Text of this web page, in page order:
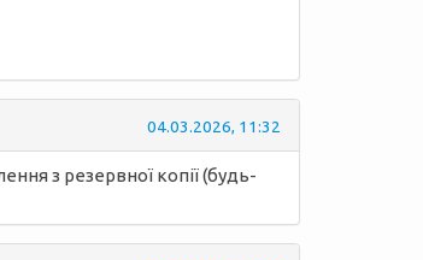
04.03.2026, 11:32
з резервної копії (будь-